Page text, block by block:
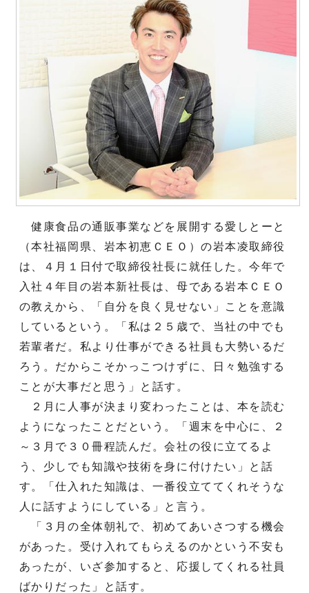
健康食品の通販事業などを展開する愛しとーと
（本社福岡県、岩本初恵ＣＥＯ）の岩本凌取締役
は、４月１日付で取締役社長に就任した。今年で
入社４年目の岩本新社長は、母である岩本ＣＥＯ
の教えから、「自分を良く見せない」ことを意識
しているという。「私は２５歳で、当社の中でも
若輩者だ。私より仕事ができる社員も大勢いるだ
ろう。だからこそかっこつけずに、日々勉強する
ことが大事だと思う」と話す。
２月に人事が決まり変わったことは、本を読む
ようになったことだという。「週末を中心に、２
～３月で３０冊程読んだ。会社の役に立てるよ
う、少しでも知識や技術を身に付けたい」と話
す。「仕入れた知識は、一番役立ててくれそうな
人に話すようにしている」と言う。
「３月の全体朝礼で、初めてあいさつする機会
があった。受け入れてもらえるのかという不安も
あったが、いざ参加すると、応援してくれる社員
ばかりだった」と話す。